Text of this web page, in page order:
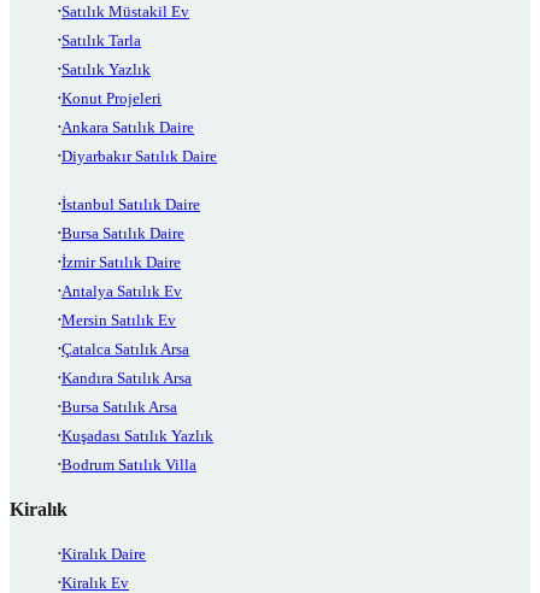
Satılık Müstakil Ev
Satılık Tarla
Satılık Yazlık
Konut Projeleri
Ankara Satılık Daire
Diyarbakır Satılık Daire
İstanbul Satılık Daire
Bursa Satılık Daire
İzmir Satılık Daire
Antalya Satılık Ev
Mersin Satılık Ev
Çatalca Satılık Arsa
Kandıra Satılık Arsa
Bursa Satılık Arsa
Kuşadası Satılık Yazlık
Bodrum Satılık Villa
Kiralık
Kiralık Daire
Kiralık Ev